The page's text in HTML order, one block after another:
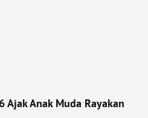
Ajak Anak Muda Rayakan